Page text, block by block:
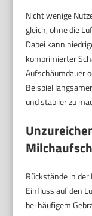
Nicht wenige
gleich, ohne die
Dabei kann
komprimierter
Aufschäumdauer
Beispiel
und stabiler zu
Rückstände in
Einfluss auf den
bei häufigem